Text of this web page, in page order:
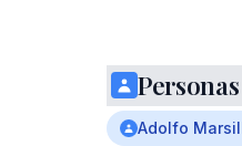
Personas
Adolfo